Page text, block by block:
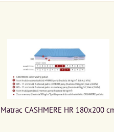
Matrac CASHMERE HR 180x200